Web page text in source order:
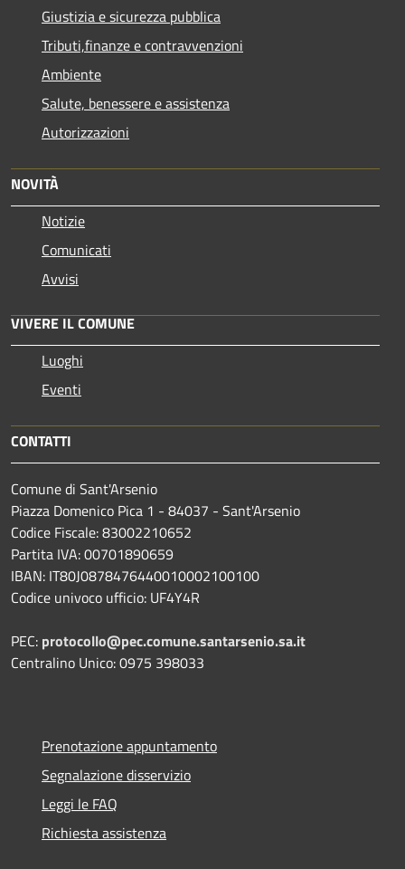
Giustizia e sicurezza pubblica
Tributi,finanze e contravvenzioni
Ambiente
Salute, benessere e assistenza
Autorizzazioni
NOVITÀ
Notizie
Comunicati
Avvisi
VIVERE IL COMUNE
Luoghi
Eventi
CONTATTI
Comune di Sant'Arsenio
Piazza Domenico Pica 1 - 84037 - Sant'Arsenio
Codice Fiscale: 83002210652
Partita IVA: 00701890659
IBAN: IT80J0878476440010002100100
Codice univoco ufficio: UF4Y4R
PEC: protocollo@pec.comune.santarsenio.sa.it
Centralino Unico: 0975 398033
Prenotazione appuntamento
Segnalazione disservizio
Leggi le FAQ
Richiesta assistenza